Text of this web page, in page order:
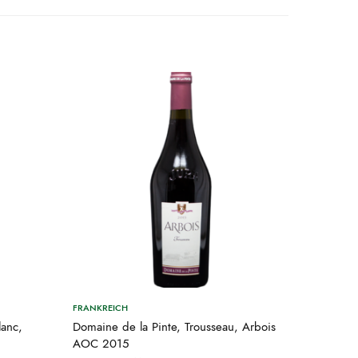
FRANKREICH
Domaine de la Pinte, Trousseau, Arbois
AOC 2015